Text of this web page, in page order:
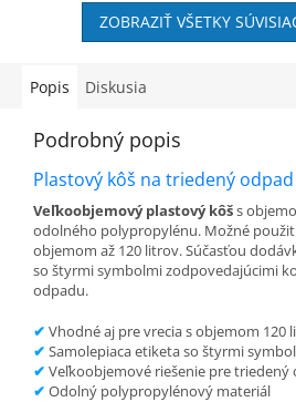
ZOBRAZIŤ VŠETKY
Popis Diskusia
Podrobný popis
Plastový kôš na triedený
Veľkoobjemový plastový kôšs
odolného polypropylénu. Možné
objemom až 120 litrov. Súčasťou
so štyrmi symbolmi zodpovedajúcimi
odpadu.
✔ Vhodné aj pre vrecia s objemom 120
✔ Samolepiaca etiketa so štyrmi
✔ Veľkoobjemové riešenie pre triedený
✔ Odolný polypropylénový materiál